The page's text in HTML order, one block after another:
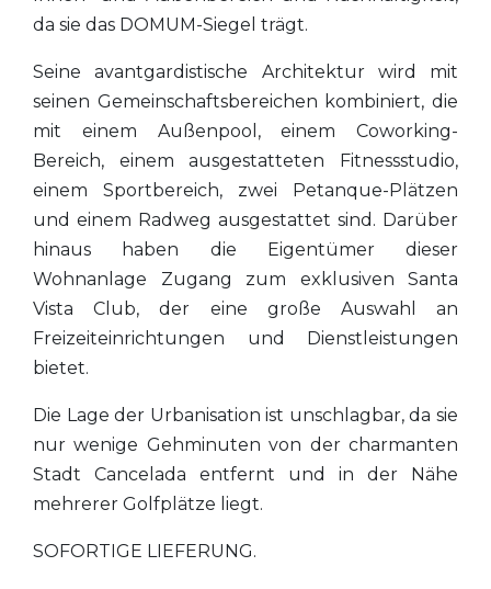
da sie das DOMUM-Siegel trägt.
Seine avantgardistische Architektur wird mit
seinen Gemeinschaftsbereichen kombiniert, die
mit einem Außenpool, einem Coworking-
Bereich, einem ausgestatteten Fitnessstudio,
einem Sportbereich, zwei Petanque-Plätzen
und einem Radweg ausgestattet sind. Darüber
hinaus haben die Eigentümer dieser
Wohnanlage Zugang zum exklusiven Santa
Vista Club, der eine große Auswahl an
Freizeiteinrichtungen und Dienstleistungen
bietet.
Die Lage der Urbanisation ist unschlagbar, da sie
nur wenige Gehminuten von der charmanten
Stadt Cancelada entfernt und in der Nähe
mehrerer Golfplätze liegt.
SOFORTIGE LIEFERUNG.